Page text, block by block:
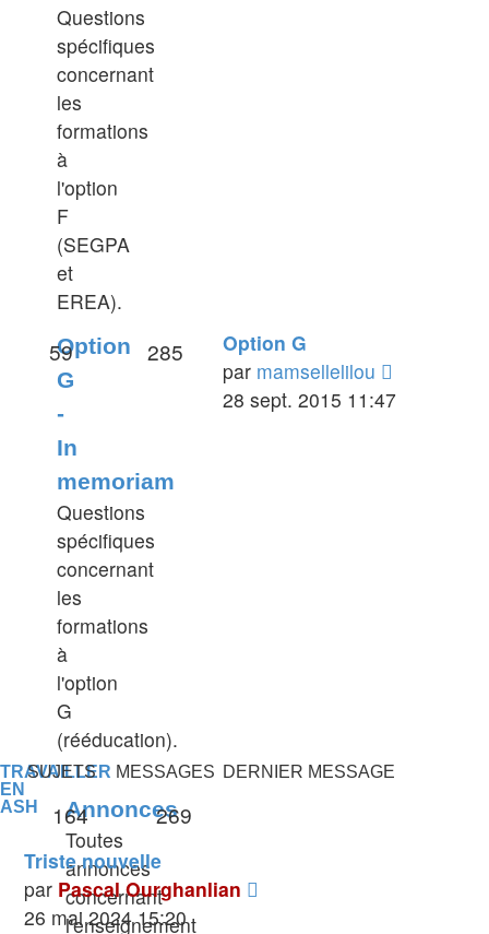
Questions
spécifiques
concernant
les
formations
à
l'option
F
(SEGPA
et
EREA).
Option
G
-
In
memoriam
Questions
spécifiques
concernant
les
formations
à
l'option
G
(rééducation).
59 285
Option G
par mamsellelilou
le
28 sept. 2015 11:47
TRAVAILLER
EN
ASH
SUJETS MESSAGES DERNIER MESSAGE
Annonces
Toutes
annonces
concernant
l'enseignement
164 269
Triste nouvelle
par Pascal Ourghanlian
26 mai 2024 15:20